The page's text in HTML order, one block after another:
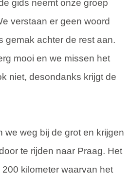
gids neemt onze groep
verstaan er geen woord
gemak achter de rest aan.
mooi en we missen het
niet, desondanks krijgt de
we weg bij de grot en krijgen
te rijden naar Praag. Het
kilometer waarvan het